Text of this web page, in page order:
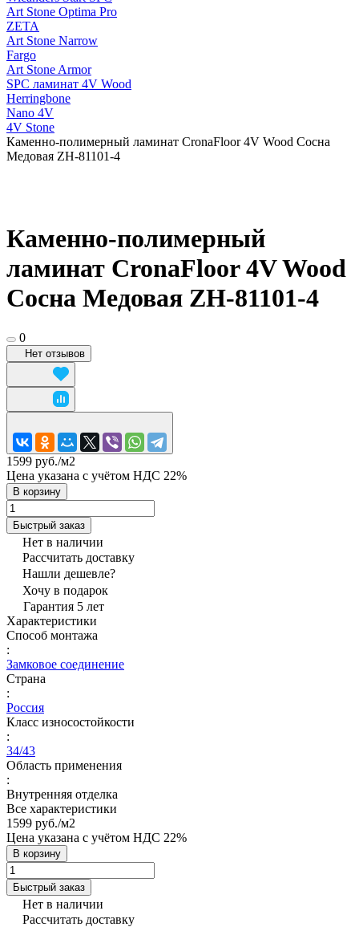
Art Stone Optima Pro
ZETA
Art Stone Narrow
Fargo
Art Stone Armor
SPC ламинат 4V Wood
Herringbone
Nano 4V
4V Stone
Каменно-полимерный ламинат CronaFloor 4V Wood Сосна
Медовая ZH-81101-4
Каменно-полимерный
ламинат CronaFloor 4V Wood
Сосна Медовая ZH-81101-4
0
Нет отзывов
1599 руб./м2
Цена указана с учётом НДС 22%
В корзину
Быстрый заказ
Нет в наличии
Рассчитать доставку
Нашли дешевле?
Хочу в подарок
Гарантия 5 лет
Характеристики
Способ монтажа
:
Замковое соединение
Страна
:
Россия
Класс износостойкости
:
34/43
Область применения
:
Внутренняя отделка
Все характеристики
1599 руб./м2
Цена указана с учётом НДС 22%
В корзину
Быстрый заказ
Нет в наличии
Рассчитать доставку